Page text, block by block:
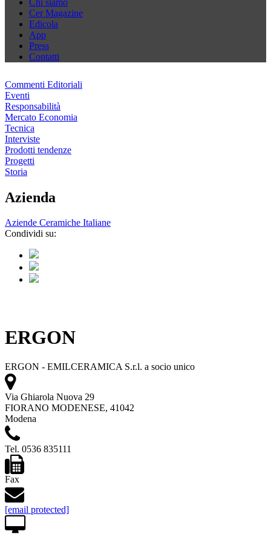
Cer Magazine
Edicola
App
Press
Contatti
Commenti Editoriali
Eventi
Responsabilità
Mercato Economia
Tecnica
Interviste
Prodotti tendenze
Progetti
Storia
Azienda
Aziende Ceramiche Italiane
Condividi su:
ERGON
ERGON - EMILCERAMICA S.r.l. a socio unico
Via Ghiarola Nuova 29
FIORANO MODENESE, 41042
Modena
Tel. 0536 835111
Fax
[email protected]